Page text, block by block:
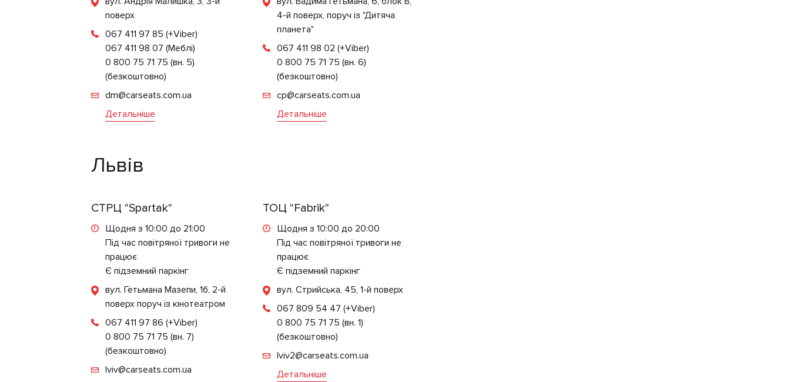
поверх
067 411 97 85 (+Viber)
067 411 98 07 (Меблі)
0 800 75 71 75 (вн. 5)
(безкоштовно)
dm@carseats.com.ua
Детальніше
4-й поверх, поруч із "Дитяча
планета"
067 411 98 02(+Viber)
0 800 75 71 75 (вн. 6)
(безкоштовно)
cp@carseats.com.ua
Детальніше
Львів
СТРЦ "Spartak"
Щодня з 10:00 до 21:00
Під час повітряної тривоги не
працює
Є підземний паркінг
вул. Гетьмана Мазепи, 1б, 2-й
поверх поруч із кінотеатром
067 411 97 86 (+Viber)
0 800 75 71 75 (вн. 7)
(безкоштовно)
lviv@carseats.com.ua
ТОЦ "Fabrik"
Щодня з 10:00 до 20:00
Під час повітряної тривоги не
працює
Є підземний паркінг
вул. Стрийська, 45, 1-й поверх
067 809 54 47(+Viber)
0 800 75 71 75 (вн. 1)
(безкоштовно)
lviv2@carseats.com.ua
Детальніше